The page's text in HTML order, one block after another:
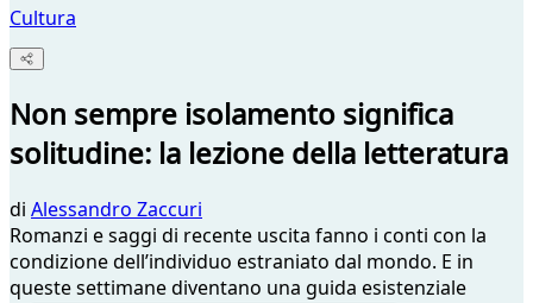
Cultura
Non sempre isolamento significa
solitudine: la lezione della letteratura
di Alessandro Zaccuri
Romanzi e saggi di recente uscita fanno i conti con la
condizione dell’individuo estraniato dal mondo. E in
queste settimane diventano una guida esistenziale